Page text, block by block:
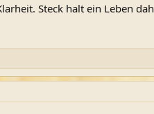
Steck halt ein Leben